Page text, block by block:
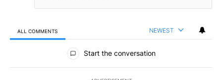
ALL COMMENTS NEWEST
All Comments
Start the conversation